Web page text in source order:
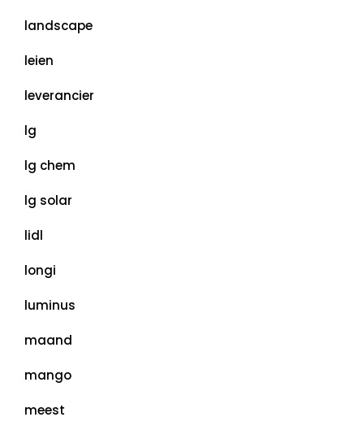
landscape
leien
leverancier
lg
lg chem
lg solar
lidl
longi
luminus
maand
mango
meest